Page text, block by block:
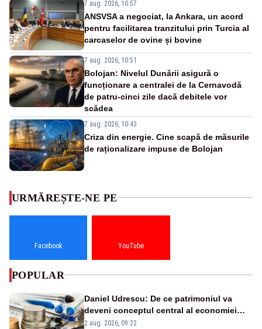
7 aug. 2026, 10:57
ANSVSA a negociat, la Ankara, un acord
pentru facilitarea tranzitului prin Turcia al
carcaselor de ovine și bovine
7 aug. 2026, 10:51
Bolojan: Nivelul Dunării asigură o
funcționare a centralei de la Cernavodă
de patru-cinci zile dacă debitele vor
scădea
7 aug. 2026, 10:43
Criza din energie. Cine scapă de măsurile
de raționalizare impuse de Bolojan
URMĂREȘTE-NE PE
Facebook YouTube
POPULAR
Daniel Udrescu: De ce patrimoniul va
deveni conceptul central al economiei
viitoare?
2 aug. 2026, 09:22